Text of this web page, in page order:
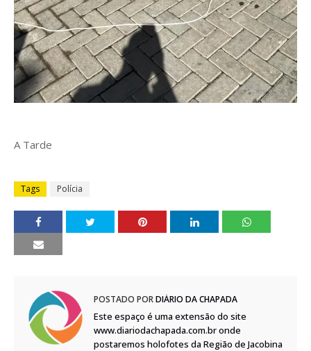
A Tarde
Tags Polícia
POSTADO PORDIÁRIO DA CHAPADA
Este espaço é uma extensão do site
www.diariodachapada.com.br onde
postaremos holofotes da Região de Jacobina